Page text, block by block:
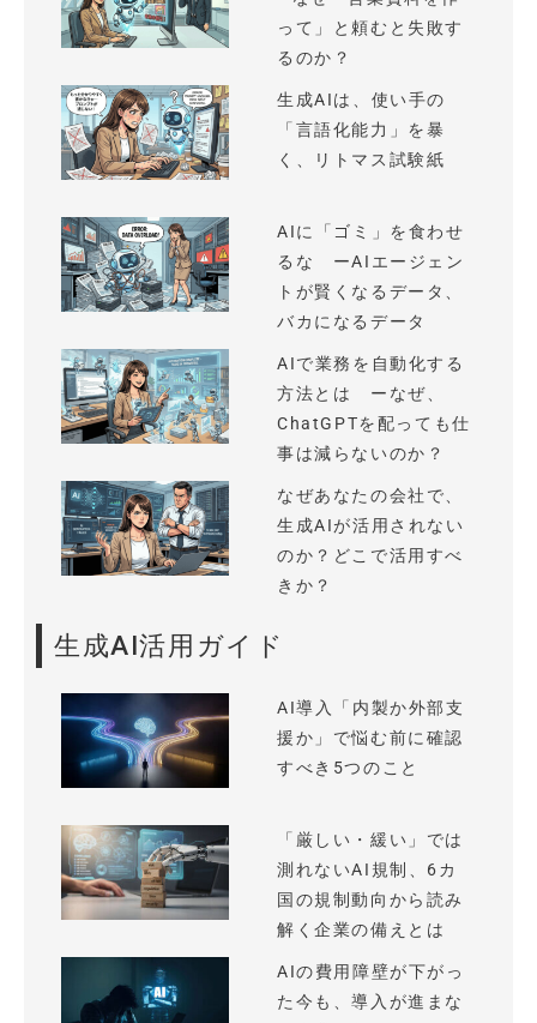
って」と頼むと失敗す
るのか？
生成AIは、使い手の
「言語化能力」を暴
く、リトマス試験紙
AIに「ゴミ」を食わせ
るな ーAIエージェン
トが賢くなるデータ、
バカになるデータ
AIで業務を自動化する
方法とは ーなぜ、
ChatGPTを配っても仕
事は減らないのか？
なぜあなたの会社で、
生成AIが活用されない
のか？どこで活用すべ
きか？
生成AI活用ガイド
AI導入「内製か外部支
援か」で悩む前に確認
すべき5つのこと
「厳しい・緩い」では
測れないAI規制、6カ
国の規制動向から読み
解く企業の備えとは
AIの費用障壁が下がっ
た今も、導入が進まな